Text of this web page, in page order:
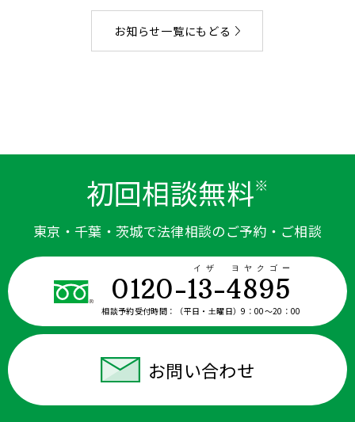
お知らせ一覧にもどる
初回相談無料※
東京・千葉・茨城で法律相談のご予約・ご相談
0120-13-4895
イザ ヨヤクゴー
相談予約受付時間： （平日・土曜日）9：00〜20：00
お問い合わせ